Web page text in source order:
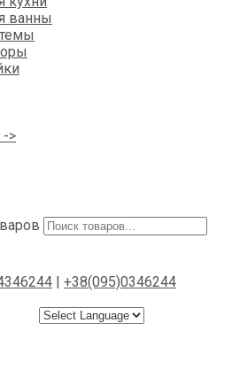
ванны
->
+38(095)0346244